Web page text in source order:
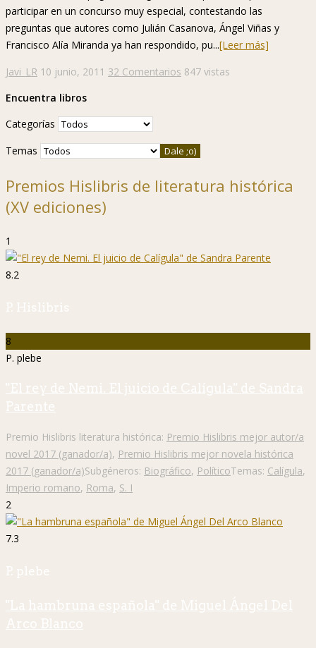
participar en un concurso muy especial, contestando las
preguntas que autores como Julián Casanova, Ángel Viñas y
Francisco Alía Miranda ya han respondido, pu...[Leer más]
Javi_LR 10 junio, 2011 32 Comentarios 847 vistas
Encuentra libros
Categorías
Temas
Premios Hislibris de literatura histórica
(XV ediciones)
1
8.2
P. Hislibris
8
P. plebe
"El rey de Nemi. El juicio de Calígula" de Sandra
Parente
Premio Hislibris literatura histórica: Premio Hislibris mejor autor/a
novel 2017 (ganador/a), Premio Hislibris mejor novela histórica
2017 (ganador/a)Subgéneros: Biográfico, PolíticoTemas: Calígula,
Imperio romano, Roma, S. I
2
7.3
P. plebe
"La hambruna española" de Miguel Ángel Del
Arco Blanco